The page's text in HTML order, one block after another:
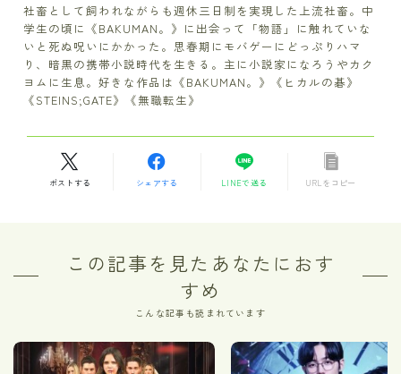
社畜として飼われながらも週休三日制を実現した上流社畜。中
学生の頃に《BAKUMAN。》に出会って「物語」に触れていな
いと死ぬ呪いにかかった。思春期にモバゲーにどっぷりハマ
り、暗黒の携帯小説時代を生きる。主に小説家になろうやカク
ヨムに生息。好きな作品は《BAKUMAN。》《ヒカルの碁》
《STEINS;GATE》《無職転生》
ポストする シェアする LINEで送る URLをコピー
この記事を見たあなたにおす
すめ
こんな記事も読まれています